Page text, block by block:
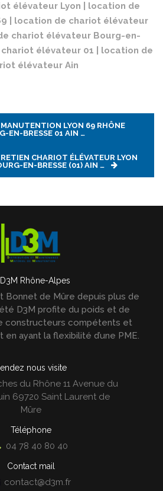
élévateur Lyon | location de
| location de chariot élévateur
chariot élévateur Bourg-en-
élévateur 01 | location de
élévateur Ain
MANUTENTION LYON 69 RHÔNE
EN-BRESSE 01 AIN …
CHARIOT ÉLÉVATEUR LYON
EN-BRESSE (01) AIN …
D3M Rhône-Alpes
Bonnet de Mûre depuis plus de
D3M profite du poids et de
constructeurs compétents et
en ayant la flexibilité d’une PME.
nous visite
du Rhône 11 Avenue du
69720 Saint Laurent de
Mûre
Téléphone
04 78 40 80 40
Contact mail
contact@d3m.fr